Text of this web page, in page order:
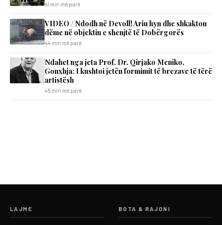
41 min më parë
VIDEO / Ndodh në Devoll! Ariu hyn dhe shkakton
dëme në objektin e shenjtë të Dobërgorës
44 min më parë
Ndahet nga jeta Prof. Dr. Qirjako Meniko,
Gonxhja: I kushtoi jetën formimit të brezave të tërë
artistësh
45 min më parë
LAJME BOTA & RAJONI